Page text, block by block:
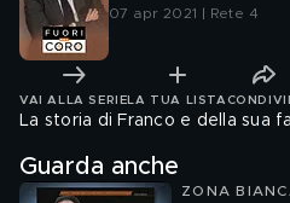
07 apr 2021 | Rete 4
VAI ALLA SERIE LA TUA LISTA
La storia di Franco e della sua
Guarda anche
ZONA